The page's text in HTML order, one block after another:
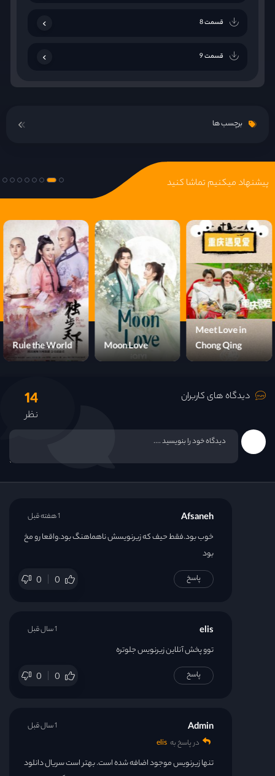
قسمت 8
قسمت 9
قسمت 10
برچسب ها
پیشنهاد میکنیم تماشا کنید
Meet Love in
Chong Qing
Moon Love
Rule the World
دیدگاه های کاربران 14
نظر
Afsaneh
خوب بود.فقط حیف که زیرنویسش ناهماهنگ بود.واقعا رو مخ
بود
0 0
1 هفته قبل
پاسخ
elis
توو پخش آنلاین زیرنویس جلوتره
0 0
1 سال قبل
پاسخ
Admin
در پاسخ به elis
تنها زیرنویس موجود اضافه شده است. بهتر است سریال دانلود
1 سال قبل